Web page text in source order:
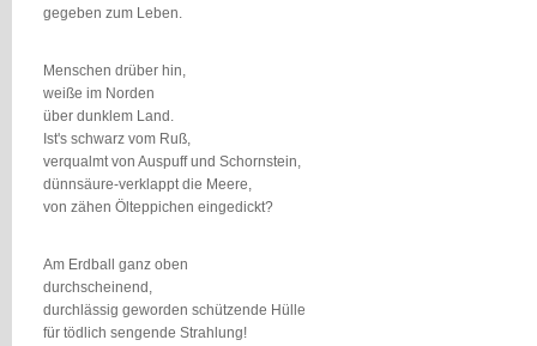
gegeben zum Leben.
Menschen drüber hin,
weiße im Norden
über dunklem Land.
Ist's schwarz vom Ruß,
verqualmt von Auspuff und Schornstein,
dünnsäure-verklappt die Meere,
von zähen Ölteppichen eingedickt?
Am Erdball ganz oben
durchscheinend,
durchlässig geworden schützende Hülle
für tödlich sengende Strahlung!